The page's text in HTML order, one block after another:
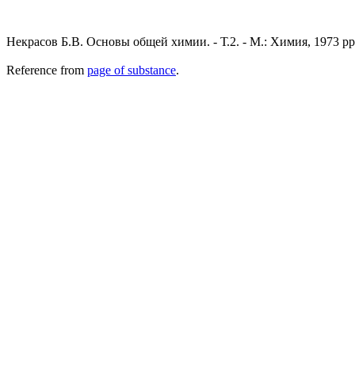
Некрасов Б.В. Основы общей химии. - Т.2. - М.: Химия, 1973
Reference from page of substance.